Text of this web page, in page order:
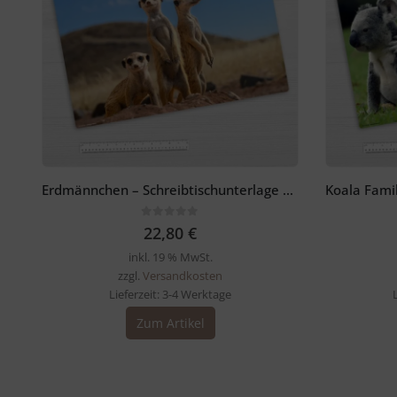
Erdmännchen – Schreibtischunterlage 60 x 40 cm
22,80 €
inkl. 19 % MwSt.
zzgl. Versandkosten
Lieferzeit: 3-4 Werktage
Zum Artikel